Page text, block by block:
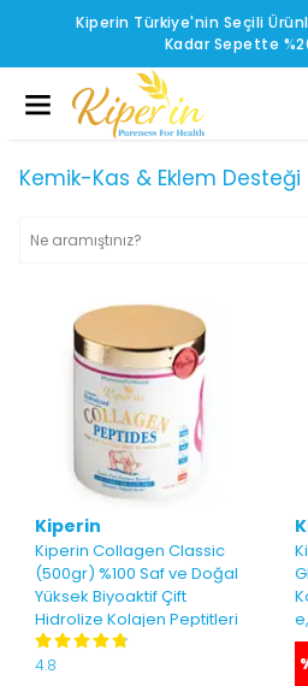
Kiperin Türkiye'nin Seçili
Kadar Sepette
Kemik-Kas & Eklem Desteği
Kiperin
Kiperin Collagen Classic
(500gr) %100 Saf ve Doğal
Yüksek Biyoaktif Çift
Hidrolize Kolajen Peptitleri
içeren Takviye Edici Gıda
4.8